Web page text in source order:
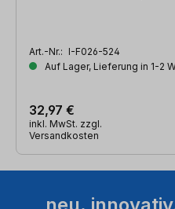
Art.-Nr.: I-F026-524
Auf Lager, Lieferung in 1-2
32,97 €
inkl. MwSt. zzgl.
Versandkosten